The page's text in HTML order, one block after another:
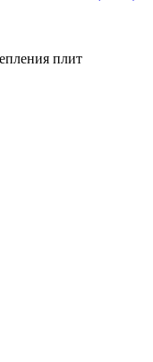
плит